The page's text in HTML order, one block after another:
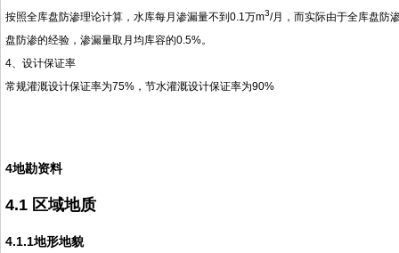
按照全库盘防渗理论计算，水库每月渗漏量不到0.1万m3/月，而实际由于全库盘防
盘防渗的经验，渗漏量取月均库容的0.5%。
4、设计保证率
常规灌溉设计保证率为75%，节水灌溉设计保证率为90%
4地勘资料
4.1 区域地质
4.1.1地形地貌